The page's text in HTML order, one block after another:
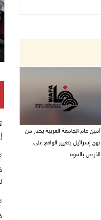
أمين عام الجامعة العربية يحذر من
نهج إسرائيل بتغيير الواقع على
الأرض بالقوة